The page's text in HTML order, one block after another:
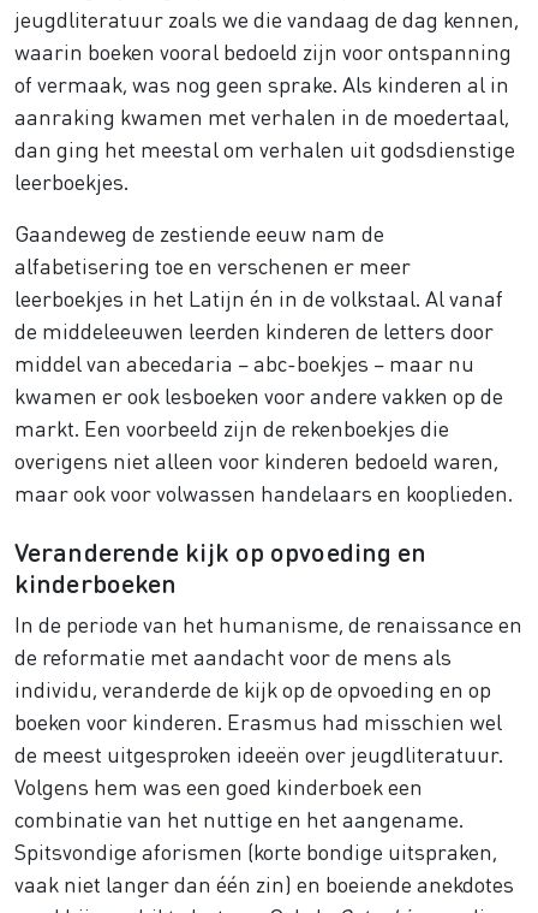
jeugdliteratuur zoals we die vandaag de dag kennen,
waarin boeken vooral bedoeld zijn voor ontspanning
of vermaak, was nog geen sprake. Als kinderen al in
aanraking kwamen met verhalen in de moedertaal,
dan ging het meestal om verhalen uit godsdienstige
leerboekjes.
Gaandeweg de zestiende eeuw nam de
alfabetisering toe en verschenen er meer
leerboekjes in het Latijn én in de volkstaal. Al vanaf
de middeleeuwen leerden kinderen de letters door
middel van abecedaria – abc-boekjes – maar nu
kwamen er ook lesboeken voor andere vakken op de
markt. Een voorbeeld zijn de rekenboekjes die
overigens niet alleen voor kinderen bedoeld waren,
maar ook voor volwassen handelaars en kooplieden.
Veranderende kijk op opvoeding en
kinderboeken
In de periode van het humanisme, de renaissance en
de reformatie met aandacht voor de mens als
individu, veranderde de kijk op de opvoeding en op
boeken voor kinderen. Erasmus had misschien wel
de meest uitgesproken ideeën over jeugdliteratuur.
Volgens hem was een goed kinderboek een
combinatie van het nuttige en het aangename.
Spitsvondige aforismen (korte bondige uitspraken,
vaak niet langer dan één zin) en boeiende anekdotes